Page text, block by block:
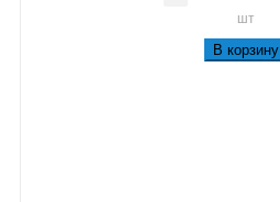
шт
В корзину